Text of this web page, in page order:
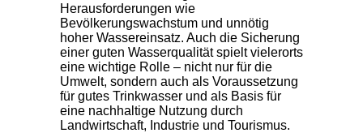
Herausforderungen wie
Bevölkerungswachstum und unnötig
hoher Wassereinsatz. Auch die Sicherung
einer guten Wasserqualität spielt vielerorts
eine wichtige Rolle – nicht nur für die
Umwelt, sondern auch als Voraussetzung
für gutes Trinkwasser und als Basis für
eine nachhaltige Nutzung durch
Landwirtschaft, Industrie und Tourismus.